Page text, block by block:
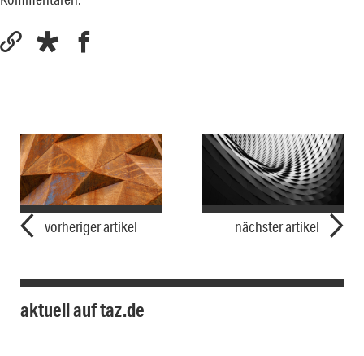
vorheriger artikel nächster artikel
aktuell auf taz.de